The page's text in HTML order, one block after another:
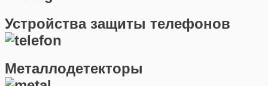
Устройства защиты телефонов
Металлодетекторы